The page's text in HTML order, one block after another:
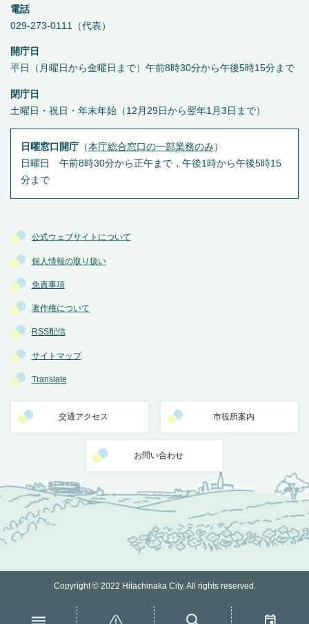
公式ウェブサイトについて
個人情報の取り扱い
免責事項
著作権について
RSS配信
サイトマップ
Translate
交通アクセス 市役所案内
お問い合わせ
電話
029-273-0111（代表）
開庁日
平日（月曜日から金曜日まで）午前8時30分から午後5時15分まで
閉庁日
土曜日・祝日・年末年始（12月29日から翌年1月3日まで）
日曜窓口開庁（本庁総合窓口の一部業務のみ ）
日曜日 午前8時30分から正午まで，午後1時から午後5時15
分まで
Copyright © 2022 Hitachinaka City. All rights reserved.